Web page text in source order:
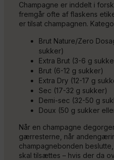
Champagne er inddelt i
fremgår ofte af flaskens
er tilsat champagnen.
Brut Nature/Zero
sukker)
Extra Brut (3-6 g
Brut (6-12 g sukker)
Extra Dry (12-17 g
Sec (17-32 g sukker)
Demi-sec (32-50 g
Doux (50 g sukker
Når en champagne
gærresterne, når
champagnebonden
skal tilsættes – hvis der da